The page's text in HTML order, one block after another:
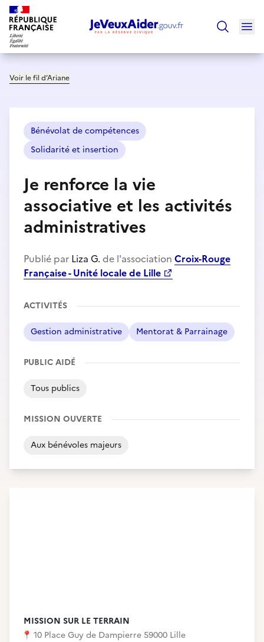
Voir le fil d’Ariane
Bénévolat de compétences
Solidarité et insertion
Je renforce la vie
associative et les activités
administratives
Publié par Liza G. de l'association Croix-Rouge
Française - Unité locale de Lille
ACTIVITÉS
Gestion administrative Mentorat & Parrainage
PUBLIC AIDÉ
Tous publics
MISSION OUVERTE
Aux bénévoles majeurs
MISSION SUR LE TERRAIN
📍 10 Place Guy de Dampierre 59000 Lille